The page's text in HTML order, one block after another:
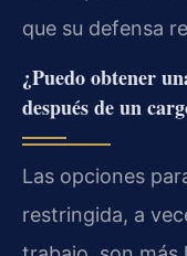
que su defensa
¿Puedo obtener
después de un
Las opciones
restringida, a